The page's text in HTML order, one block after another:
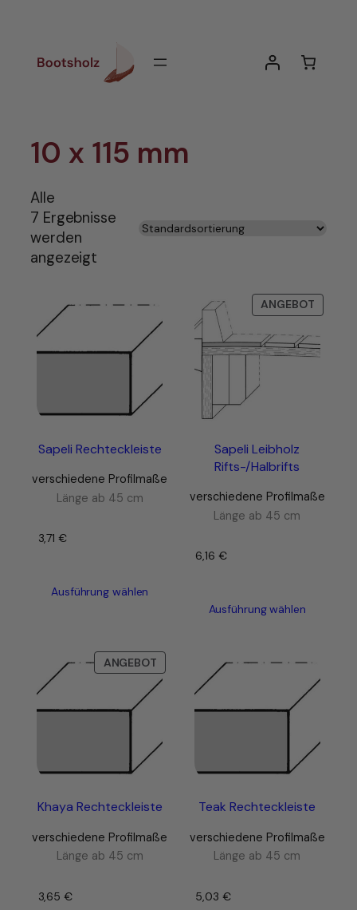
10 x 115 mm
Alle
7 Ergebnisse
werden
angezeigt
Sapeli Rechteckleiste
verschiedene Profilmaße
Länge ab 45 cm
3,71€
Ausführung wählen
ANGEBOT
IM
Sapeli Leibholz
Rifts-/Halbrifts
verschiedene Profilmaße
Länge ab 45 cm
6,16 €
Ausführung wählen
ANGEBOTPRODUKT
IM
ANGEBOT
Khaya Rechteckleiste
verschiedene Profilmaße
Länge ab 45 cm
3,65€
Teak Rechteckleiste
verschiedene Profilmaße
Länge ab 45 cm
5,03 €